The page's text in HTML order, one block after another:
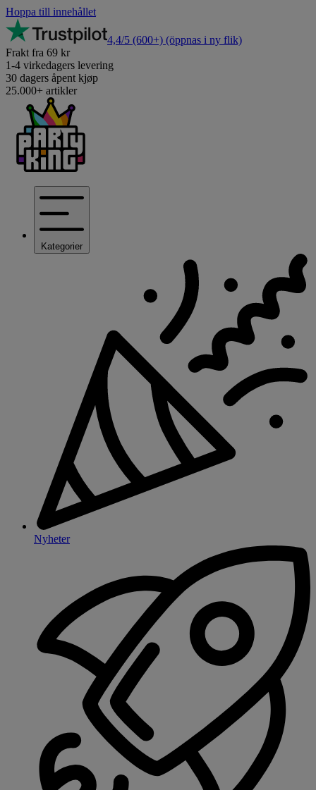
Hoppa till innehållet
4,4/5 (600+) (öppnas i ny flik)
Frakt fra 69 kr
1-4 virkedagers levering
30 dagers åpent kjøp
25.000+ artikler
Kategorier
Nyheter